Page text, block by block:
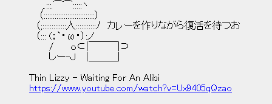
,.:::.⌒⌒:::::ヽ
（::::::::::::::::::::::::::::）
（;:::::::::::::人:::::::::::ﾉ カレーを作りながら復活を待つお
（::: (；`・ω・）:ノ
/ ｏ⊂|￣￣￣|⊃
しー-Ｊ |＿＿＿|
Thin Lizzy - Waiting For An Alibi
https://www.youtube.com/watch?v=Ux9405qQzao